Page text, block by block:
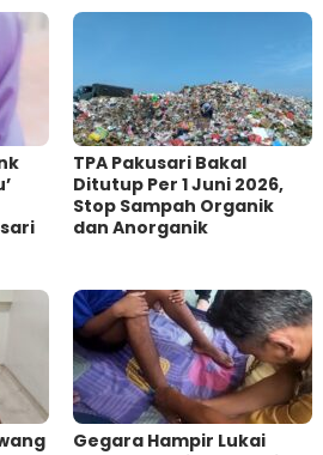
TPA Pakusari Bakal
Ditutup Per 1 Juni 2026,
Stop Sampah Organik
dan Anorganik
Gegara Hampir Lukai